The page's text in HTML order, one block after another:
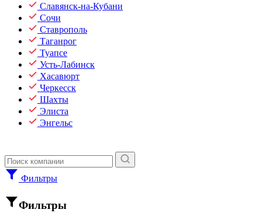
Славянск-на-Кубани
Сочи
Ставрополь
Таганрог
Туапсе
Усть-Лабинск
Хасавюрт
Черкесск
Шахты
Элиста
Энгельс
Фильтры
Фильтры